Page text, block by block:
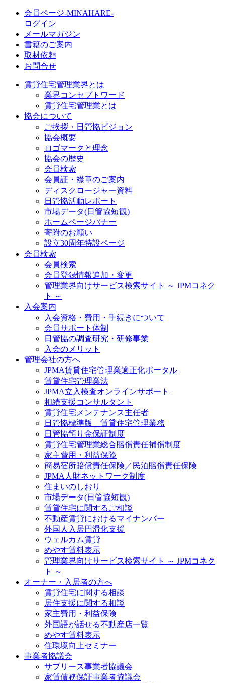
会員ページ-MINAHARE-
ログイン
メールマガジン
書籍のご案内
取材依頼
お問合せ
賃貸住宅管理業界とは
業界コンセプトワード
賃貸住宅管理業とは
協会について
ご挨拶・日管協ビジョン
協会概要
ロゴマークと理念
協会の歴史
会員検索
会員証・襟章のご案内
ディスクロージャー資料
日管協活動レポート
市場データ(日管協短観)
ホームページバナー
寄附のお願い
設立30周年特設ページ
会員検索
会員検索
会員登録情報追加・変更
管理業界向けサービス検索サイト ～ JPMコネク
ト ～
入会案内
入会資格・費用・手続きについて
会員サポート体制
日管協の調査研究・研修事業
入会のメリット
管理会社の方へ
JPMA賃貸住宅管理業適正化ポータル
賃貸住宅管理業法
JPMA立入検査オンラインサポート
相続支援コンサルタント
賃貸住宅メンテナンス主任者
日管協標準版 賃貸住宅管理業務
日管協預り金保証制度
賃貸住宅管理業総合賠償責任補償制度
家主費用・利益保険
簡易宿所賠償責任保険／民泊賠償責任保険
JPMA人財ネットワーク制度
住まいのしおり
市場データ(日管協短観)
賃貸住宅に関するご相談
不動産賃貸におけるマイナンバー
外国人入居円滑化支援
ウェルカム賃貸
めやす賃料表示
管理業界向けサービス検索サイト ～ JPMコネク
ト ～
オーナー・入居者の方へ
賃貸住宅に関する相談
居住支援に関する相談
家主費用・利益保険
外国語が話せる不動産店一覧
めやす賃料表示
住環境向上セミナー
事業者協議会
サブリース事業者協議会
家賃債務保証事業者協議会